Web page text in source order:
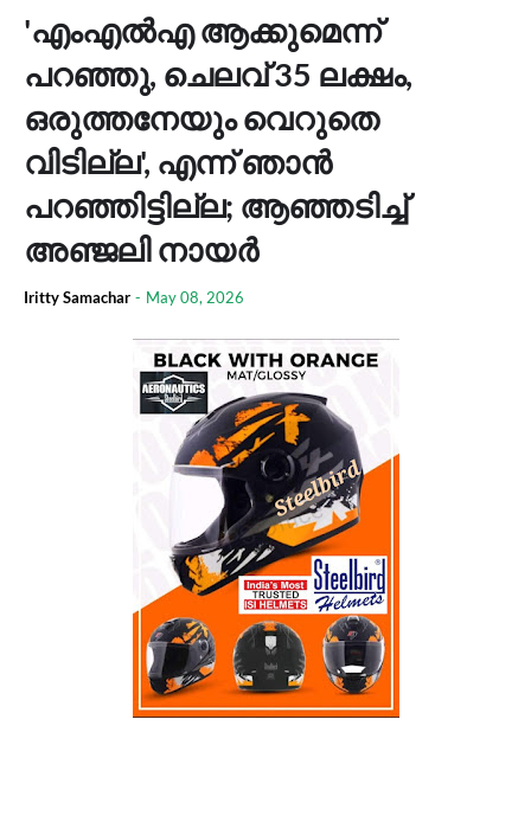
'എംഎൽഎ ആക്കുമെന്ന്
പറഞ്ഞു, ചെലവ് 35 ലക്ഷം,
ഒരുത്തനേയും വെറുതെ
വിടില്ല', എന്ന് ഞാൻ
പറഞ്ഞിട്ടില്ല; ആഞ്ഞടിച്ച്
അഞ്ജലി നായർ
Iritty Samachar - May 08, 2026